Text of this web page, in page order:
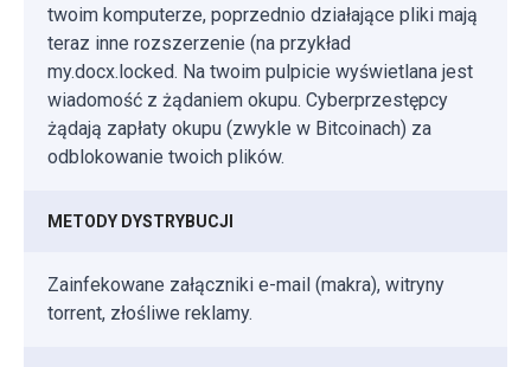
twoim komputerze, poprzednio działające pliki mają
teraz inne rozszerzenie (na przykład
my.docx.locked. Na twoim pulpicie wyświetlana jest
wiadomość z żądaniem okupu. Cyberprzestępcy
żądają zapłaty okupu (zwykle w Bitcoinach) za
odblokowanie twoich plików.
METODY DYSTRYBUCJI
Zainfekowane załączniki e-mail (makra), witryny
torrent, złośliwe reklamy.